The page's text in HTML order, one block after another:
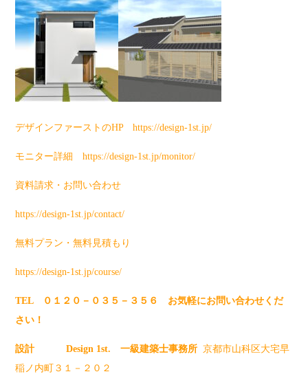
デザインファーストのHP https://design-1st.jp/
モニター詳細https://design-1st.jp/monitor/
資料請求・お問い合わせ
https://design-1st.jp/contact/
無料プラン・無料見積もり
https://design-1st.jp/course/
TEL ０１２０－０３５－３５６ お気軽にお問い合わせくだ
さい！
設計Design 1st. 一級建築士事務所 京都市山科区大宅早
稲ノ内町３１－２０２